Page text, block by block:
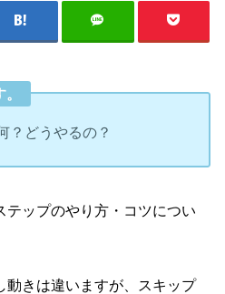
？どうやるの？
テップのやり方・コツについ
動きは違いますが、スキップ